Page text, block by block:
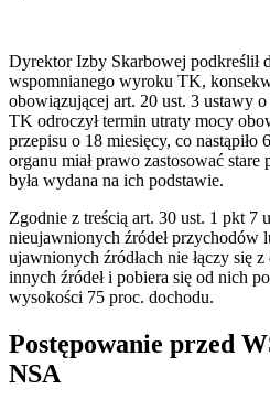
Dyrektor Izby Skarbowej podkreślił
wspomnianego wyroku TK,
obowiązującej art. 20 ust. 3 ustawy
TK odroczył termin utraty mocy
przepisu o 18 miesięcy, co nastąpiło
organu miał prawo zastosować
była wydana na ich podstawie.
Zgodnie z treścią art. 30 ust. 1 pkt 7
nieujawnionych źródeł przychodów
ujawnionych źródłach nie łączy się
innych źródeł i pobiera się od nich
wysokości 75 proc. dochodu.
Postępowanie przed
NSA